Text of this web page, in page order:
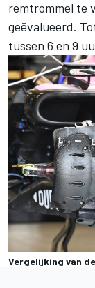
remtrommel te
geëvalueerd.
tussen 6 en 9
Vergelijking van